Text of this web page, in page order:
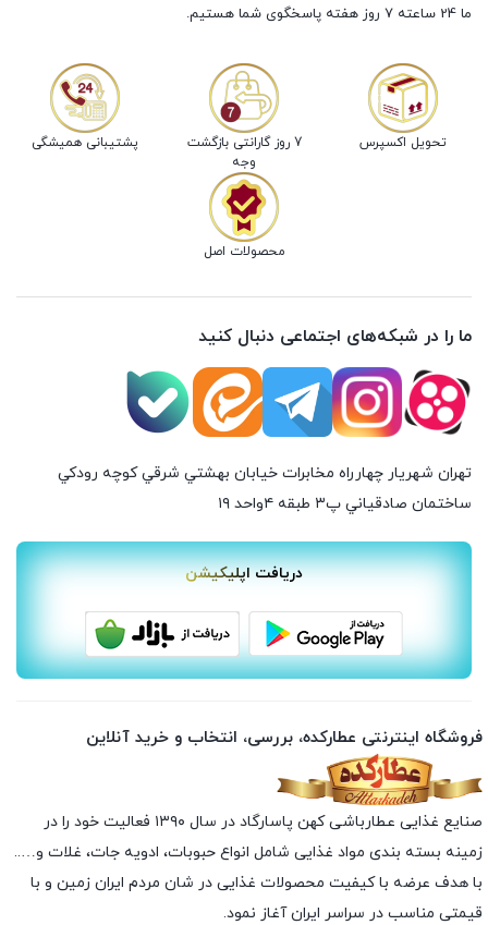
ما 24 ساعته 7 روز هفته پاسخگوی شما هستیم.
تحویل اکسپرس
7 روز گارانتی بازگشت
وجه
پشتیبانی همیشگی
محصولات اصل
ما را در شبکه‌های اجتماعی دنبال کنید
تهران شهريار چهارراه مخابرات خيابان بهشتي شرقي كوچه رودكي
ساختمان صادقياني پ٣ طبقه ٤واحد ۱۹
دریافت اپلیکیشن
فروشگاه اینترنتی عطارکده، بررسی، انتخاب و خرید آنلاین
صنایع غذایی عطارباشی کهن پاسارگاد در سال ۱۳۹۰ فعالیت خود را در
زمینه بسته بندی مواد غذایی شامل انواع حبوبات، ادویه جات، غلات و…..
با هدف عرضه با کیفیت محصولات غذایی در شان مردم ایران زمین و با
قیمتی مناسب در سراسر ایران آغاز نمود.